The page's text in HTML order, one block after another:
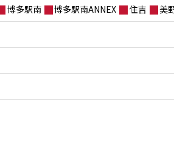
博多駅南 博多駅南ANNEX 住吉 美